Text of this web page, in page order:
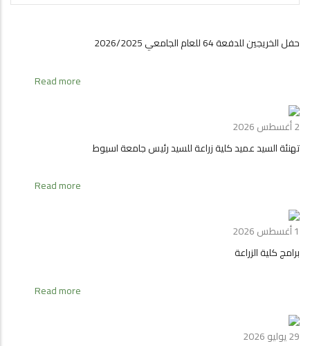
حفل الخريجين للدفعة 64 للعام الجامعي 2026/2025
Read more
2 أغسطس 2026
تهنئة السيد عميد كلية زراعة للسيد رئيس جامعة اسيوط
Read more
1 أغسطس 2026
برامج كلية الزراعة
Read more
29 يوليو 2026